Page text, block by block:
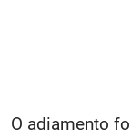
O adiamento